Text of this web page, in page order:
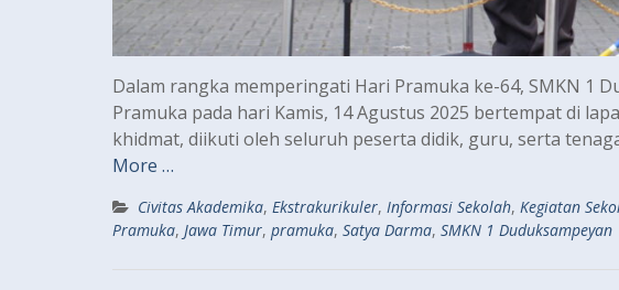
Dalam rangka memperingati Hari Pramuka ke-64, SMKN 1
Pramuka pada hari Kamis, 14 Agustus 2025 bertempat di
khidmat, diikuti oleh seluruh peserta didik, guru, serta
More …
Civitas Akademika, Ekstrakurikuler, Informasi Sekolah, Kegiatan
Pramuka, Jawa Timur, pramuka, Satya Darma, SMKN 1 Duduksampeyan